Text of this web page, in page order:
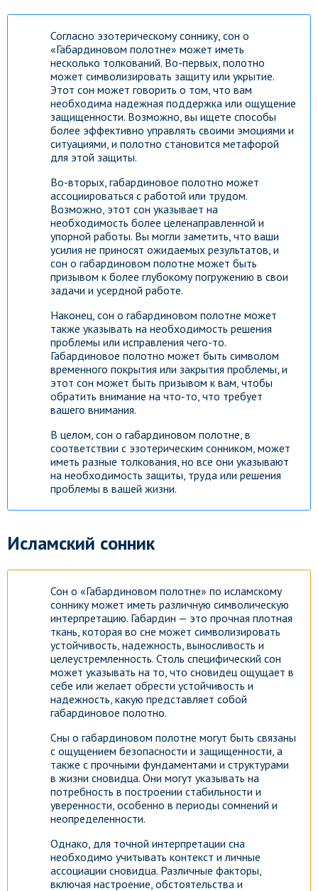
Согласно эзотерическому соннику, сон о
«Габардиновом полотне» может иметь
несколько толкований. Во-первых, полотно
может символизировать защиту или укрытие.
Этот сон может говорить о том, что вам
необходима надежная поддержка или ощущение
защищенности. Возможно, вы ищете способы
более эффективно управлять своими эмоциями и
ситуациями, и полотно становится метафорой
для этой защиты.
Во-вторых, габардиновое полотно может
ассоциироваться с работой или трудом.
Возможно, этот сон указывает на
необходимость более целенаправленной и
упорной работы. Вы могли заметить, что ваши
усилия не приносят ожидаемых результатов, и
сон о габардиновом полотне может быть
призывом к более глубокому погружению в свои
задачи и усердной работе.
Наконец, сон о габардиновом полотне может
также указывать на необходимость решения
проблемы или исправления чего-то.
Габардиновое полотно может быть символом
временного покрытия или закрытия проблемы, и
этот сон может быть призывом к вам, чтобы
обратить внимание на что-то, что требует
вашего внимания.
В целом, сон о габардиновом полотне, в
соответствии с эзотерическим сонником, может
иметь разные толкования, но все они указывают
на необходимость защиты, труда или решения
проблемы в вашей жизни.
Исламский сонник
Сон о «Габардиновом полотне» по исламскому
соннику может иметь различную символическую
интерпретацию. Габардин — это прочная плотная
ткань, которая во сне может символизировать
устойчивость, надежность, выносливость и
целеустремленность. Столь специфический сон
может указывать на то, что сновидец ощущает в
себе или желает обрести устойчивость и
надежность, какую представляет собой
габардиновое полотно.
Сны о габардиновом полотне могут быть связаны
с ощущением безопасности и защищенности, а
также с прочными фундаментами и структурами
в жизни сновидца. Они могут указывать на
потребность в построении стабильности и
уверенности, особенно в периоды сомнений и
неопределенности.
Однако, для точной интерпретации сна
необходимо учитывать контекст и личные
ассоциации сновидца. Различные факторы,
включая настроение, обстоятельства и